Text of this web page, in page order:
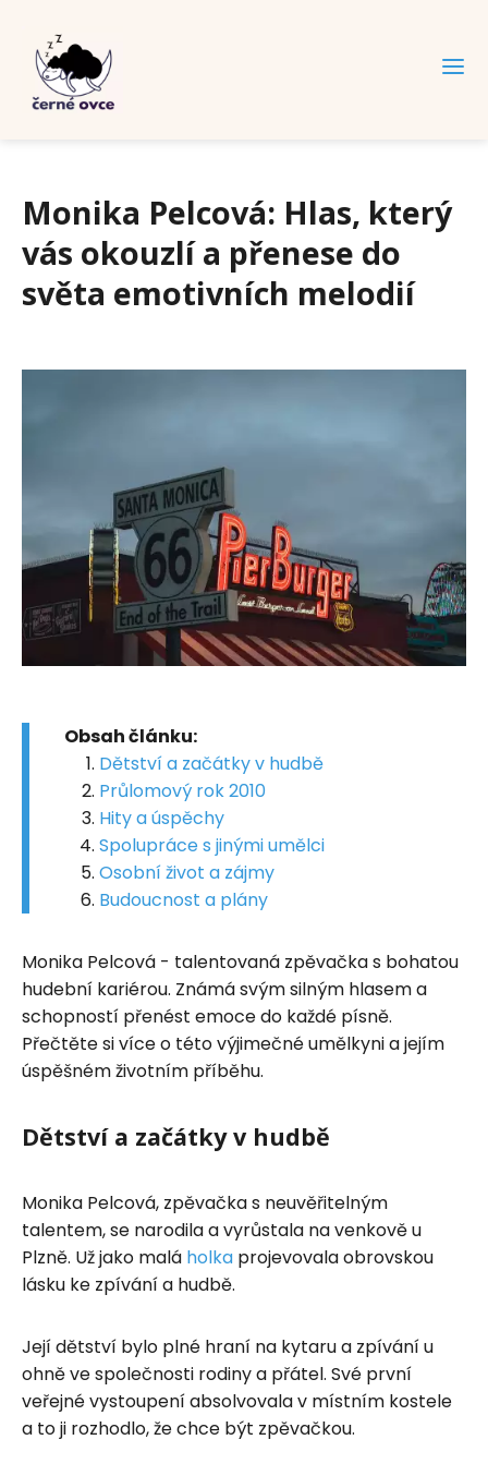
Monika Pelcová: Hlas, který
vás okouzlí a přenese do
světa emotivních melodií
Obsah článku:
Dětství a začátky v hudbě
Průlomový rok 2010
Hity a úspěchy
Spolupráce s jinými umělci
Osobní život a zájmy
Budoucnost a plány
Monika Pelcová - talentovaná zpěvačka s bohatou
hudební kariérou. Známá svým silným hlasem a
schopností přenést emoce do každé písně.
Přečtěte si více o této výjimečné umělkyni a jejím
úspěšném životním příběhu.
Dětství a začátky v hudbě
Monika Pelcová, zpěvačka s neuvěřitelným
talentem, se narodila a vyrůstala na venkově u
Plzně. Už jako malá holka projevovala obrovskou
lásku ke zpívání a hudbě.
Její dětství bylo plné hraní na kytaru a zpívání u
ohně ve společnosti rodiny a přátel. Své první
veřejné vystoupení absolvovala v místním kostele
a to ji rozhodlo, že chce být zpěvačkou.